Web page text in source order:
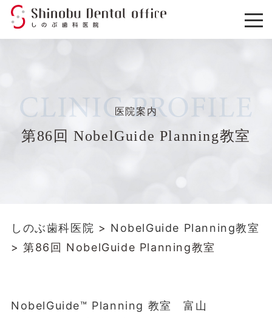
医院案内
第86回 NobelGuide Planning教室
しのぶ歯科医院 > NobelGuide Planning教室
>第86回 NobelGuide Planning教室
NobelGuide™ Planning 教室 富山